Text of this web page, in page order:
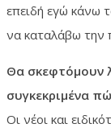
επειδή εγώ κάνω
να καταλάβω την
Θα σκεφτόμουν
συγκεκριμένα
Οι νέοι και